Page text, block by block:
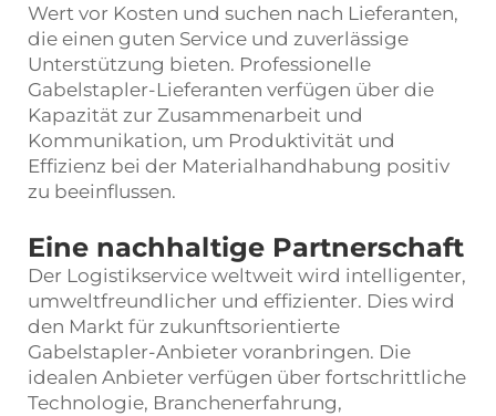
Wert vor Kosten und suchen nach Lieferanten,
die einen guten Service und zuverlässige
Unterstützung bieten. Professionelle
Gabelstapler-Lieferanten verfügen über die
Kapazität zur Zusammenarbeit und
Kommunikation, um Produktivität und
Effizienz bei der Materialhandhabung positiv
zu beeinflussen.
Eine nachhaltige Partnerschaft
Der Logistikservice weltweit wird intelligenter,
umweltfreundlicher und effizienter. Dies wird
den Markt für zukunftsorientierte
Gabelstapler-Anbieter voranbringen. Die
idealen Anbieter verfügen über fortschrittliche
Technologie, Branchenerfahrung,